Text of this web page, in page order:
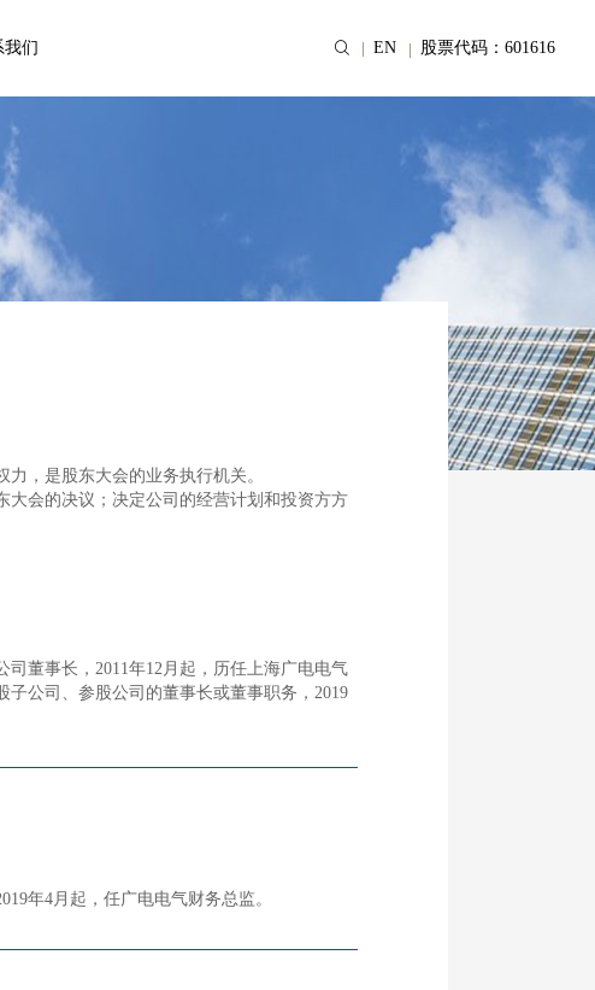
我们 EN 股票代码：601616
，是股东大会的业务执行机关。
大会的决议；决定公司的经营计划和投资方方
司董事长，2011年12月起，历任上海广电电气
子公司、参股公司的董事长或董事职务，2019
年4月起，任广电电气财务总监。